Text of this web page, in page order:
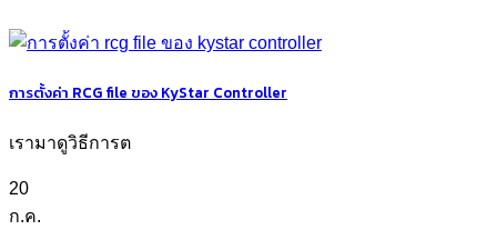
การตั้งค่า RCG file ของ KyStar Controller
เรามาดูวิธีการต
20
ก.ค.